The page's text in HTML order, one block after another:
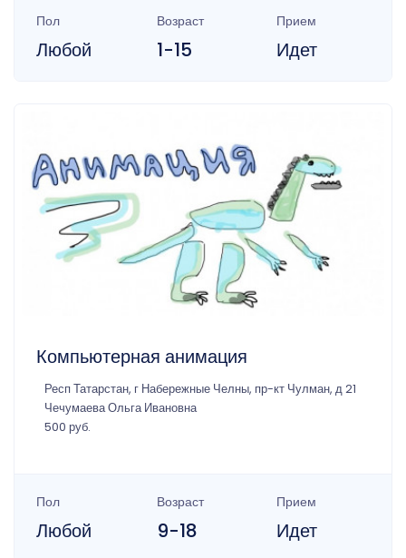
Пол
Любой
Возраст
1-15
Прием
Идет
Компьютерная анимация
Респ Татарстан, г Набережные Челны, пр-кт Чулман, д 21
Чечумаева Ольга Ивановна
500 руб.
Пол
Любой
Возраст
9-18
Прием
Идет